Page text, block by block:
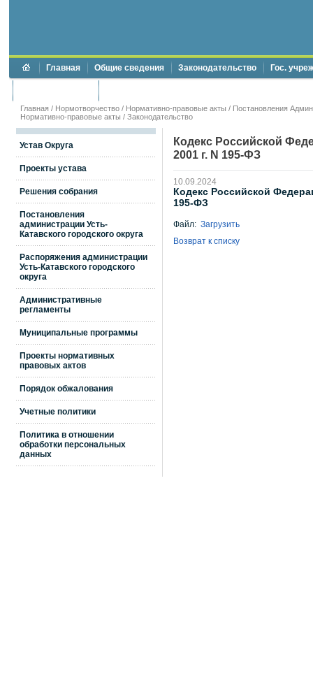
Главная Общие сведения Законодательство Гос.
Главная / Нормотворчество / Нормативно-правовые акты / Постановления
Нормативно-правовые акты / Законодательство
Устав Округа
Проекты устава
Решения собрания
Постановления
администрации Усть-
Катавского городского округа
Распоряжения администрации
Усть-Катавского городского
округа
Административные
регламенты
Муниципальные программы
Проекты нормативных
правовых актов
Порядок обжалования
Учетные политики
Политика в отношении
обработки персональных
данных
Кодекс Российской
2001 г. N 195-ФЗ
10.09.2024
Кодекс Российской
195-ФЗ
Файл: Загрузить
Возврат к списку